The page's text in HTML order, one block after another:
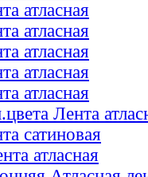
атласная
атласная
атласная
атласная
атласная
Лента
сатиновая
атласная